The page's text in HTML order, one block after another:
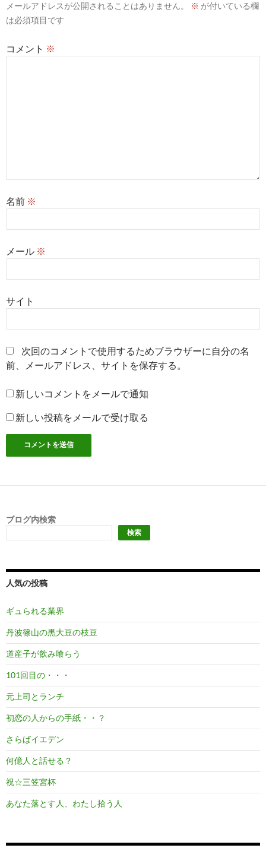
ョ
メールアドレスが公開されることはありません。 ※ が付いている欄
は必須項目です
コメント ※
名前 ※
メール ※
サイト
次回のコメントで使用するためブラウザーに自分の名
前、メールアドレス、サイトを保存する。
新しいコメントをメールで通知
新しい投稿をメールで受け取る
ブログ内検索
検索
人気の投稿
ギュられる業界
丹波篠山の黒大豆の枝豆
道産子が飲み喰らう
101回目の・・・
元上司とランチ
初恋の人からの手紙・・？
さらばイエデン
何億人と話せる？
祝☆三笠宮杯
あなた落とす人、わたし拾う人